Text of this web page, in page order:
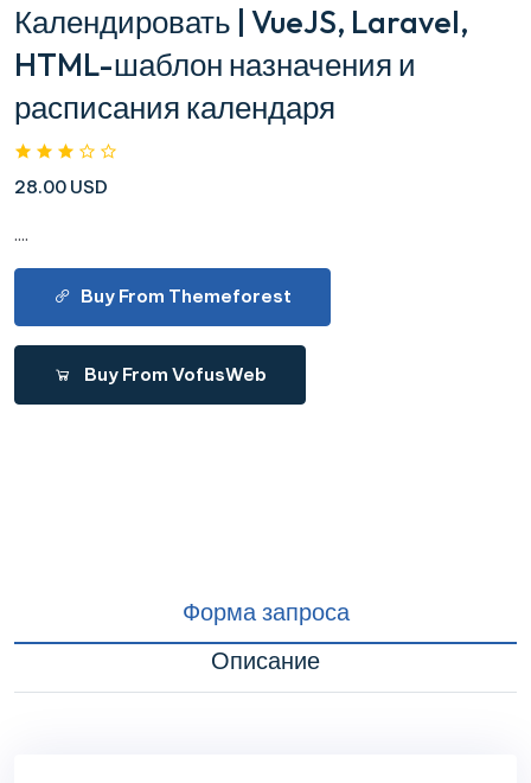
Календировать | VueJS, Laravel,
HTML-шаблон назначения и
расписания календаря
28.00 USD
....
Buy From Themeforest
Buy From VofusWeb
Форма запроса
Описание